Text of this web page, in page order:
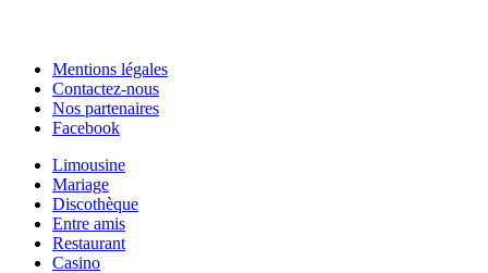
Mentions légales
Contactez-nous
Nos partenaires
Facebook
Limousine
Mariage
Discothèque
Entre amis
Restaurant
Casino